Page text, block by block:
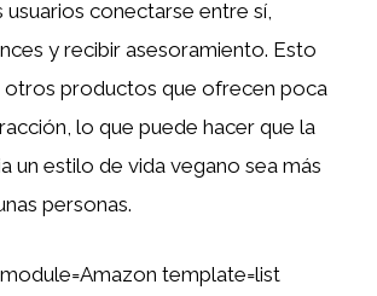
usuarios conectarse entre sí,
y recibir asesoramiento. Esto
otros productos que ofrecen poca
lo que puede hacer que la
un estilo de vida vegano sea más
personas.
template=list